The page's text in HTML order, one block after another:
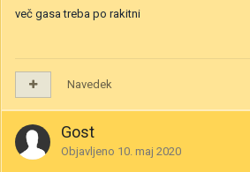
več gasa treba po rakitni
Navedek
Gost
Objavljeno 10. maj 2020